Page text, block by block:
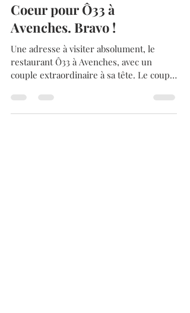
Admin
5 oct. 2023
6 min de lecture
Deuxième visites en 6 mois
et deuxième Super Coup de
Coeur pour Ô33 à
Avenches. Bravo !
Une adresse à visiter absolument, le